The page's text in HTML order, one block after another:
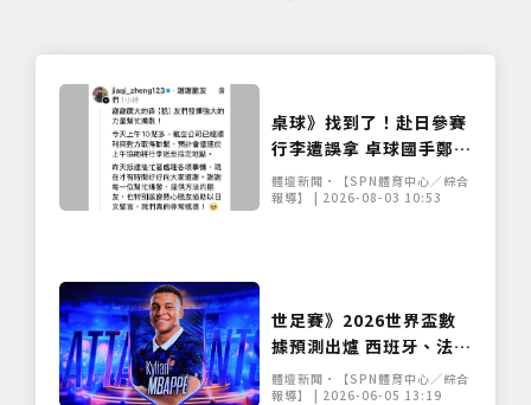
桌球》找到了！赴日參賽
行李遭誤拿 卓球國手鄭怡
靜比賽裝備已順利尋回
體壇新聞•【SPN體育中心／綜合
報導】 | 2026-08-03 10:53
世足賽》2026世界盃數
據預測出爐 西班牙、法國
成奪冠最大熱門
體壇新聞•【SPN體育中心／綜合
報導】 | 2026-06-05 13:19